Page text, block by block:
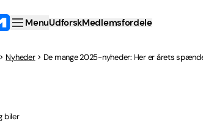
MenuUdforskMedlemsfordele
Nyheder De mange 2025-nyheder: Her er årets
biler